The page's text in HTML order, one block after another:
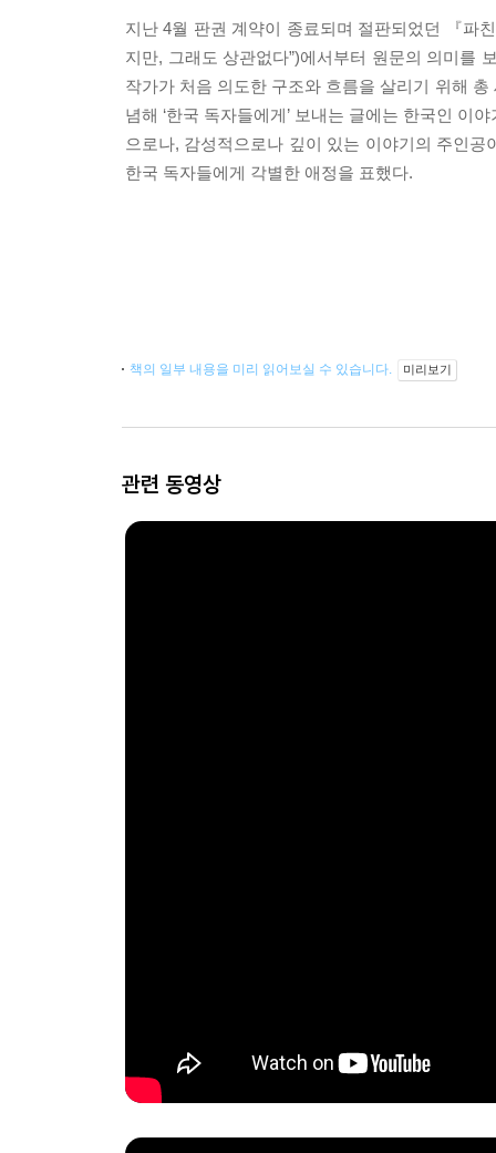
지난 4월 판권 계약이 종료되며 절판되었던 『파
지만, 그래도 상관없다”)에서부터 원문의 의미를
작가가 처음 의도한 구조와 흐름을 살리기 위해 총
념해 ‘한국 독자들에게’ 보내는 글에는 한국인 이
으로나, 감성적으로나 깊이 있는 이야기의 주인
한국 독자들에게 각별한 애정을 표했다.
책의 일부 내용을 미리 읽어보실 수 있습니다. 미리보기
관련 동영상